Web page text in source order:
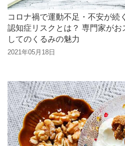
コロナ禍で運動不足・不安が続
認知症リスクとは？ 専門家がお
してのくるみの魅力
2021年05月18日